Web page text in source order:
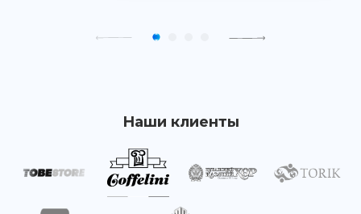
Наши клиенты